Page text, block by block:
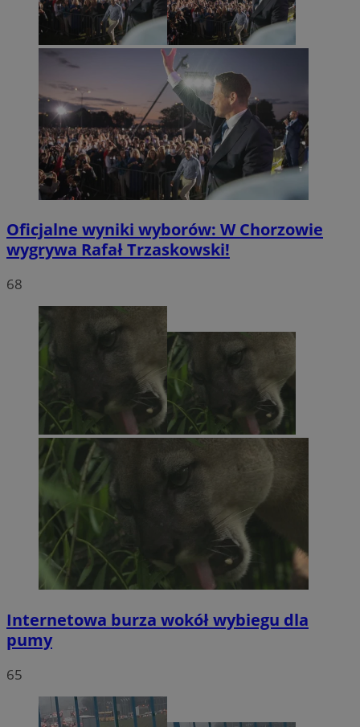
Oficjalne wyniki wyborów: W Chorzowie
wygrywa Rafał Trzaskowski!
68
Internetowa burza wokół wybiegu dla
pumy
65